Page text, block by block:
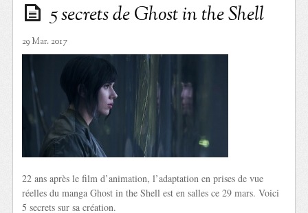
5 secrets de Ghost in the Shell
29 Mar. 2017
22 ans après le film d’animation, l’adaptation en prises de vue
réelles du manga Ghost in the Shell est en salles ce 29 mars. Voici
5 secrets sur sa création.